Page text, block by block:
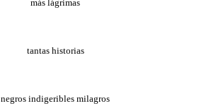
más lágrimas
tantas historias
negros indigeribles milagros